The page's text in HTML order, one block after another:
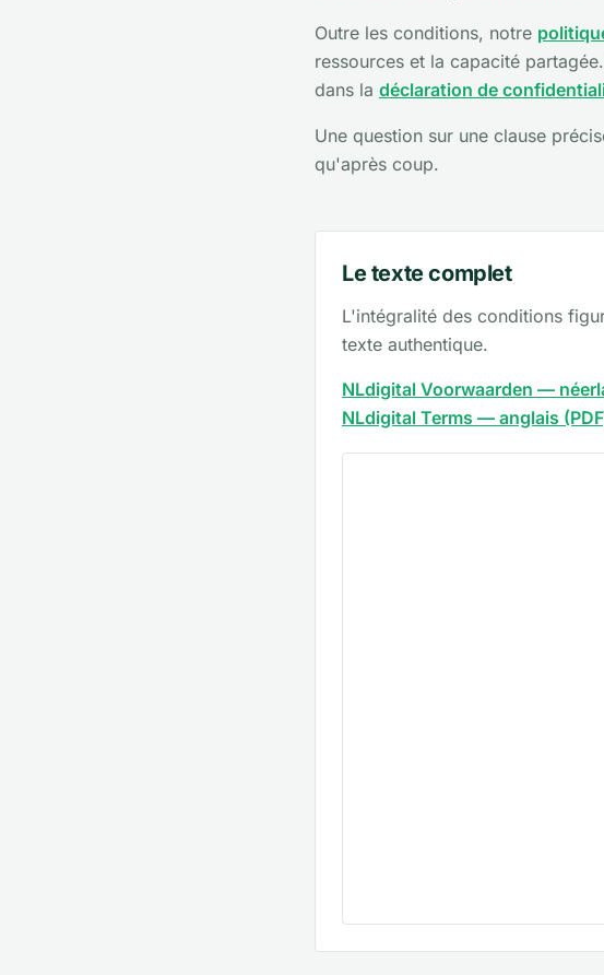
Outre les conditions, notre
ressources et la capacité
dans la déclaration de
Une question sur une clause
qu'après coup.
Le texte complet
L'intégralité des conditions
texte authentique.
NLdigital Voorwaarden —
NLdigital Terms — anglais